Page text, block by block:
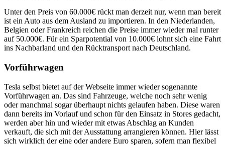
Unter den Preis von 60.000€ rückt man derzeit nur, wenn man bereit
ist ein Auto aus dem Ausland zu importieren. In den Niederlanden,
Belgien oder Frankreich reichen die Preise immer wieder mal runter
auf 50.000€. Für ein Sparpotential von 10.000€ lohnt sich eine Fahrt
ins Nachbarland und den Rücktransport nach Deutschland.
Vorführwagen
Tesla selbst bietet auf der Webseite immer wieder sogenannte
Vorführwagen an. Das sind Fahrzeuge, welche noch sehr wenig
oder manchmal sogar überhaupt nichts gelaufen haben. Diese waren
dann bereits im Vorlauf und schon für den Einsatz in Stores gedacht,
werden aber hin und wieder mit etwas Abschlag an Kunden
verkauft, die sich mit der Ausstattung arrangieren können. Hier lässt
sich wirklich der eine oder andere Euro sparen, sofern man flexibel